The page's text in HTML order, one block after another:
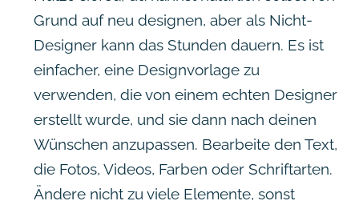
Grund auf neu designen, aber als Nicht-
Designer kann das Stunden dauern. Es ist
einfacher, eine Designvorlage zu
verwenden, die von einem echten Designer
erstellt wurde, und sie dann nach deinen
Wünschen anzupassen. Bearbeite den Text,
die Fotos, Videos, Farben oder Schriftarten.
Ändere nicht zu viele Elemente, sonst